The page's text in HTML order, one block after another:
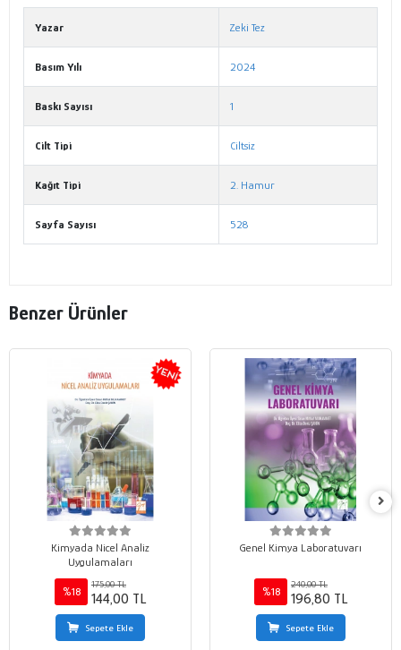
Yazar Zeki Tez
Basım Yılı 2024
Baskı Sayısı 1
Cilt Tipi Ciltsiz
Kağıt Tipi 2. Hamur
Sayfa Sayısı 528
Benzer Ürünler
Kimyada Nicel Analiz
Uygulamaları
%18
175,00 TL
144,00 TL
Sepete Ekle
Genel Kimya Laboratuvarı
%18
240,00 TL
196,80 TL
Sepete Ekle